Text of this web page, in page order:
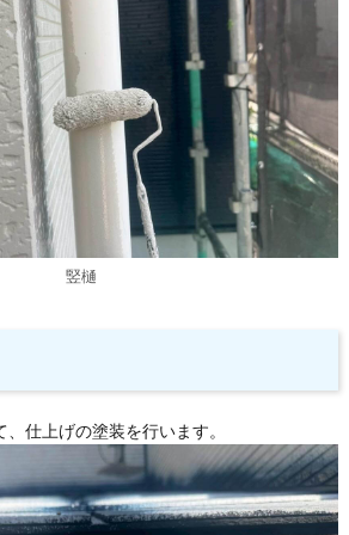
竪樋
仕上げの塗装を行います。